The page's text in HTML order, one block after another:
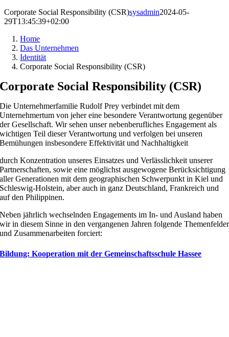
Corporate Social Responsibility (CSR)sysadmin2024-05-
29T13:45:39+02:00
Home
Das Unternehmen
Identität
Corporate Social Responsibility (CSR)
Corporate Social Responsibility (CSR)
Die Unternehmerfamilie Rudolf Prey verbindet mit dem
Unternehmertum von jeher eine besondere Verantwortung gegenüber
der Gesellschaft. Wir sehen unser nebenberufliches Engagement als
wichtigen Teil dieser Verantwortung und verfolgen bei unseren
Bemühungen insbesondere Effektivität und Nachhaltigkeit
durch Konzentration unseres Einsatzes und Verlässlichkeit unserer
Partnerschaften, sowie eine möglichst ausgewogene Berücksichtigung
aller Generationen mit dem geographischen Schwerpunkt in Kiel und
Schleswig-Holstein, aber auch in ganz Deutschland, Frankreich und
auf den Philippinen.
Neben jährlich wechselnden Engagements im In- und Ausland haben
wir in diesem Sinne in den vergangenen Jahren folgende Themenfelder
und Zusammenarbeiten forciert:
Bildung: Kooperation mit der Gemeinschaftsschule Hassee